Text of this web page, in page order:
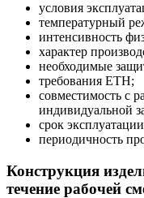
условия
температурный
интенсивность
характер
необходимые
требования ЕТН;
совместимость с
индивидуальной
срок
периодичность
Конструкция
течение рабочей